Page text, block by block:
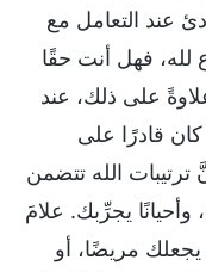
عند التعامل مع
لله، فهل أنت حقًا
على ذلك، عند
كان قادرًا على
ترتيبات الله تتضمن
وأحيانًا يجرِّبك. علامَ
مريضًا، أو